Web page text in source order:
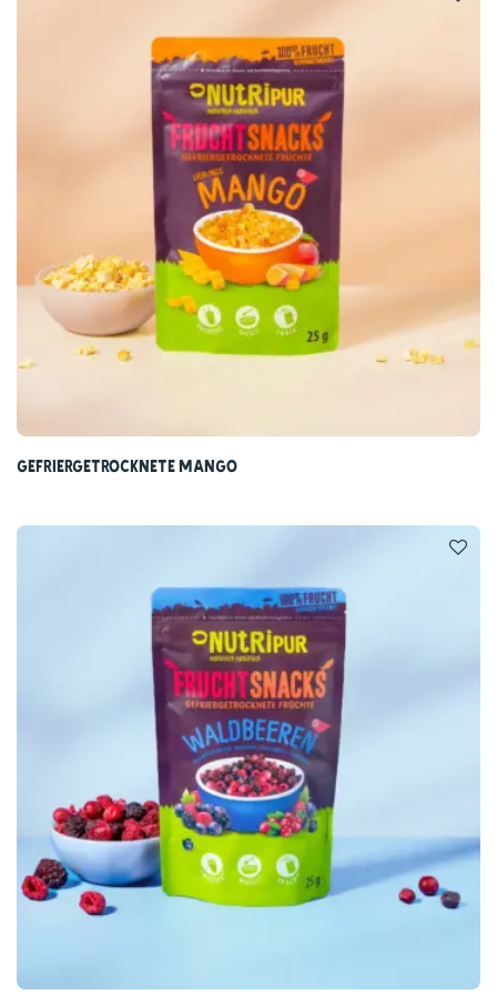
Dein neuer Snack-Knusperspaß
Knackig wie Puffreis, aber fruchtig und gesund: Die
perfekte Alternative zu fettreichen Snacks und deine
Wunderwaffe für den kleinen Hunger zwischendurch.
Super vielseitig – von Backen bis Müsli
Ideal für Muffins, Smoothies oder als Topping: Unsere
Blaubeeren machen jedes Gericht zu einem Highlight.
Verschwendung, mehr Genuss für deinen Alltag.
ein echtes Geschmackserlebnis, sondern auch eine
vielfältige Bereicherung für deine bewusste Ernährung.
Ob pur gesnackt, als crunchy Topping-Star oder in
Smoothies und Co. – die kleinen Super-Beeren bringen
den Zauber der Natur direkt auf deinen Speiseplan.
… im Müsli, Shake oder Smoothie.
… als Topping auf Porridge, Overnight Oats, Smoothie-
Bowls.
… zum Verfeinern von Kuchen, Waffeln, Pancakes.
… oder einfach pur genascht.
Gefriergetrocknete Mango